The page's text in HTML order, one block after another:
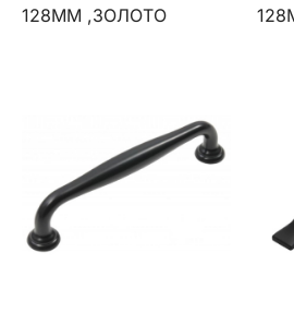
128ММ ,ЗОЛОТО